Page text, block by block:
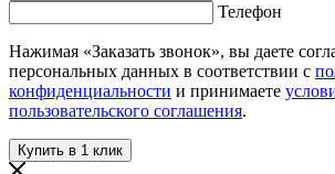
Телефон
Нажимая «Заказать звонок», вы даете
персональных данных в соответствии с
конфиденциальности и принимаете
пользовательского соглашения.